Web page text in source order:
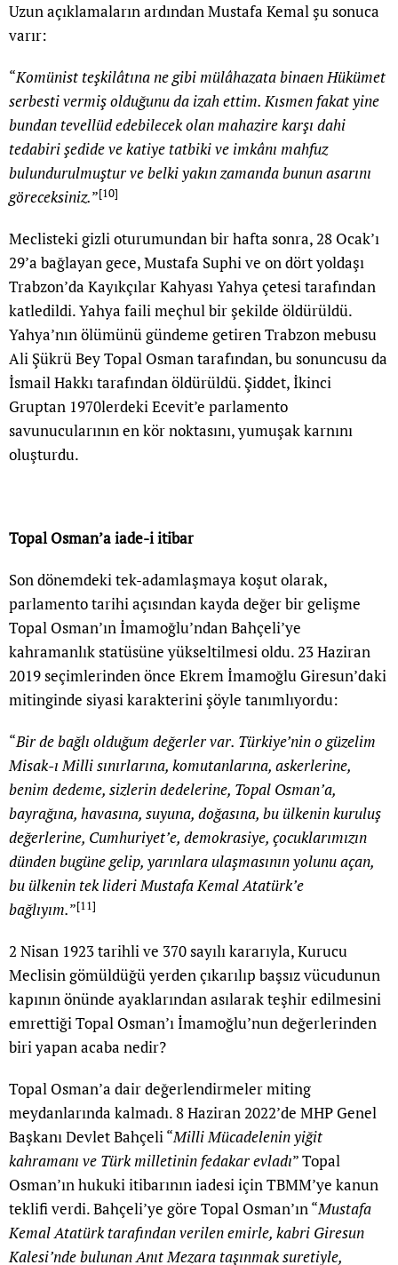
Uzun açıklamaların ardından Mustafa Kemal şu sonuca
varır:
“Komünist teşkilâtına ne gibi mülâhazata binaen Hükümet
serbesti vermiş olduğunu da izah ettim. Kısmen fakat yine
bundan tevellüd edebilecek olan mahazire karşı dahi
tedabiri şedide ve katiye tatbiki ve imkânı mahfuz
bulundurulmuştur ve belki yakın zamanda bunun asarını
göreceksiniz.”[10]
Meclisteki gizli oturumundan bir hafta sonra, 28 Ocak’ı
29’a bağlayan gece, Mustafa Suphi ve on dört yoldaşı
Trabzon’da Kayıkçılar Kahyası Yahya çetesi tarafından
katledildi. Yahya faili meçhul bir şekilde öldürüldü.
Yahya’nın ölümünü gündeme getiren Trabzon mebusu
Ali Şükrü Bey Topal Osman tarafından, bu sonuncusu da
İsmail Hakkı tarafından öldürüldü. Şiddet, İkinci
Gruptan 1970lerdeki Ecevit’e parlamento
savunucularının en kör noktasını, yumuşak karnını
oluşturdu.
Topal Osman’a iade-i itibar
Son dönemdeki tek-adamlaşmaya koşut olarak,
parlamento tarihi açısından kayda değer bir gelişme
Topal Osman’ın İmamoğlu’ndan Bahçeli’ye
kahramanlık statüsüne yükseltilmesi oldu. 23 Haziran
2019 seçimlerinden önce Ekrem İmamoğlu Giresun’daki
mitinginde siyasi karakterini şöyle tanımlıyordu:
“Bir de bağlı olduğum değerler var. Türkiye’nin o güzelim
Misak-ı Milli sınırlarına, komutanlarına, askerlerine,
benim dedeme, sizlerin dedelerine, Topal Osman’a,
bayrağına, havasına, suyuna, doğasına, bu ülkenin kuruluş
değerlerine, Cumhuriyet’e, demokrasiye, çocuklarımızın
dünden bugüne gelip, yarınlara ulaşmasının yolunu açan,
bu ülkenin tek lideri Mustafa Kemal Atatürk’e
bağlıyım.”[11]
2 Nisan 1923 tarihli ve 370 sayılı kararıyla, Kurucu
Meclisin gömüldüğü yerden çıkarılıp başsız vücudunun
kapının önünde ayaklarından asılarak teşhir edilmesini
emrettiği Topal Osman’ı İmamoğlu’nun değerlerinden
biri yapan acaba nedir?
Topal Osman’a dair değerlendirmeler miting
meydanlarında kalmadı. 8 Haziran 2022’de MHP Genel
Başkanı Devlet Bahçeli “Milli Mücadelenin yiğit
kahramanı ve Türk milletinin fedakar evladı” Topal
Osman’ın hukuki itibarının iadesi için TBMM’ye kanun
teklifi verdi. Bahçeli’ye göre Topal Osman’ın “Mustafa
Kemal Atatürk tarafından verilen emirle, kabri Giresun
Kalesi’nde bulunan Anıt Mezara taşınmak suretiyle,